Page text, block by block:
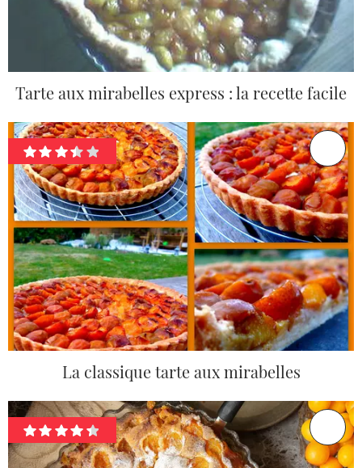
Tarte aux mirabelles express : la recette facile
La classique tarte aux mirabelles